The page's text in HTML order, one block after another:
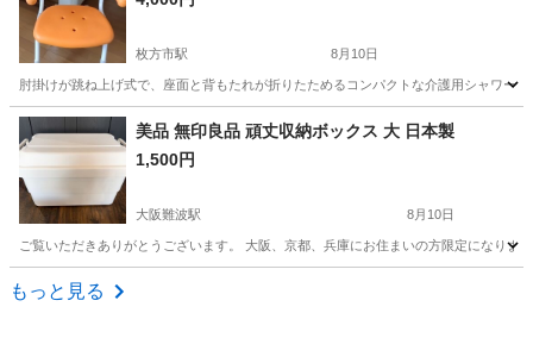
枚方市駅 8月10日
肘掛けが跳ね上げ式で、座面と背もたれが折りたためるコンパクトな介護用シャワー
大阪 枚方市 枚方市駅 椅子
美品 無印良品 頑丈収納ボックス 大 日本製
1,500円
大阪難波駅 8月10日
ご覧いただきありがとうございます。 大阪、京都、兵庫にお住まいの方限定になり
大阪 大阪市
もっと見る